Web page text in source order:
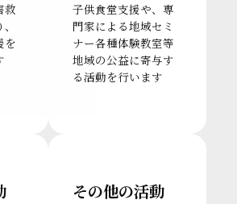
救
を
子供食堂支援や、専
門家による地域セミ
ナー各種体験教室等
地域の公益に寄与す
る活動を行います
その他の活動